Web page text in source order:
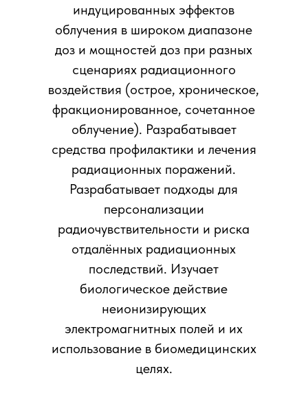
индуцированных эффектов
облучения в широком диапазоне
доз и мощностей доз при разных
сценариях радиационного
воздействия (острое, хроническое,
фракционированное, сочетанное
облучение). Разрабатывает
средства профилактики и лечения
радиационных поражений.
Разрабатывает подходы для
персонализации
радиочувствительности и риска
отдалённых радиационных
последствий. Изучает
биологическое действие
неионизирующих
электромагнитных полей и их
использование в биомедицинских
целях.